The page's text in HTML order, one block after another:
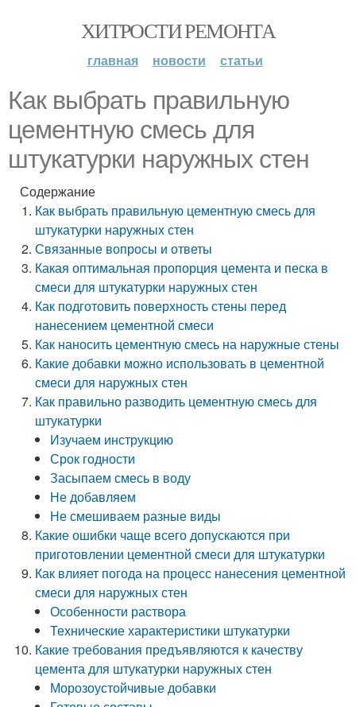
ХИТРОСТИ РЕМОНТА
главная новости статьи
Как выбрать правильную
цементную смесь для
штукатурки наружных стен
Содержание
Как выбрать правильную цементную смесь для
штукатурки наружных стен
Связанные вопросы и ответы
Какая оптимальная пропорция цемента и песка в
смеси для штукатурки наружных стен
Как подготовить поверхность стены перед
нанесением цементной смеси
Как наносить цементную смесь на наружные стены
Какие добавки можно использовать в цементной
смеси для наружных стен
Как правильно разводить цементную смесь для
штукатурки
Изучаем инструкцию
Срок годности
Засыпаем смесь в воду
Не добавляем
Не смешиваем разные виды
Какие ошибки чаще всего допускаются при
приготовлении цементной смеси для штукатурки
Как влияет погода на процесс нанесения цементной
смеси для наружных стен
Особенности раствора
Технические характеристики штукатурки
Какие требования предъявляются к качеству
цемента для штукатурки наружных стен
Морозоустойчивые добавки